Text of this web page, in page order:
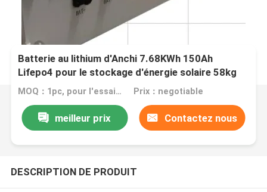
Batterie au lithium d'Anchi 7.68KWh 150Ah
Lifepo4 pour le stockage d'énergie solaire 58kg
MOQ：1pc, pour l'essai sur prélèvement Prix：negotiable
meilleur prix Contactez nous
DESCRIPTION DE PRODUIT